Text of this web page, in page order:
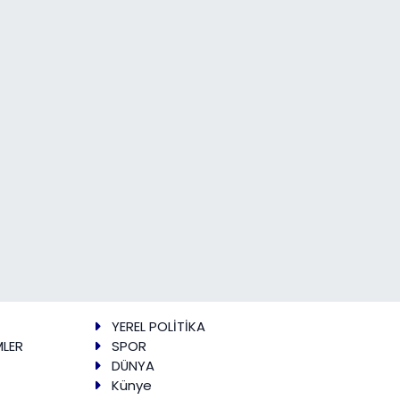
YEREL POLİTİKA
SPOR
DÜNYA
Künye